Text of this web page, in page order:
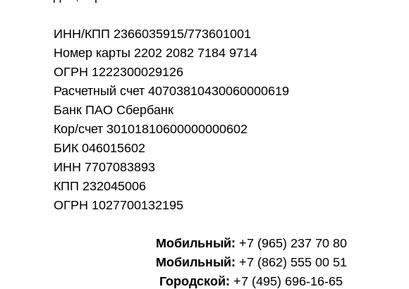
ИНН/КПП 2366035915/773601001
Номер карты 2202 2082 7184 9714
ОГРН 1222300029126
Расчетный счет 40703810430060000619
Банк ПАО Сбербанк
Кор/счет 30101810600000000602
БИК 046015602
ИНН 7707083893
КПП 232045006
ОГРН 1027700132195
Мобильный: +7 (965) 237 70 80
Мобильный: +7 (862) 555 00 51
Городской: +7 (495) 696-16-65